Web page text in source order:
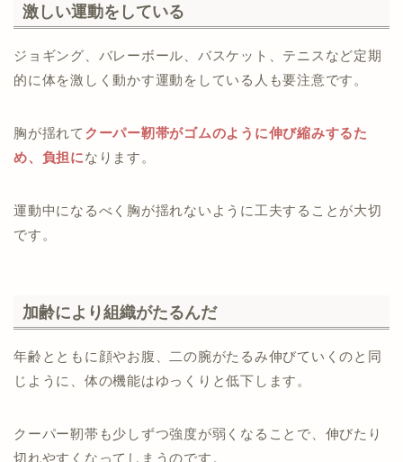
激しい運動をしている
ジョギング、バレーボール、バスケット、テニスなど定期
的に体を激しく動かす運動をしている人も要注意です。
胸が揺れて クーパー靭帯がゴムのように伸び縮みするた
め、負担になります。
運動中になるべく胸が揺れないように工夫することが大切
です。
加齢により組織がたるんだ
年齢とともに顔やお腹、二の腕がたるみ伸びていくのと同
じように、体の機能はゆっくりと低下します。
クーパー靭帯も少しずつ強度が弱くなることで、伸びたり
切れやすくなってしまうのです。